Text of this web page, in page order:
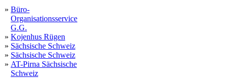
» Büro-
Organisationsservice
G.G.
» Kojenhus Rügen
» Sächsische Schweiz
» Sächsische Schweiz
» AT-Pirna Sächsische
Schweiz